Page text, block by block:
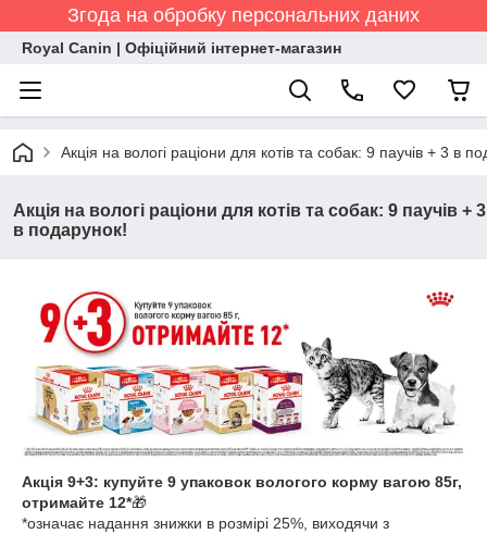
Згода на обробку персональних даних
Royal Canin | Офіційний інтернет-магазин
Акція на вологі раціони для котів та собак: 9 паучів + 3 в
Акція на вологі раціони для котів та собак: 9 паучів + 3
в подарунок!
Акція 9+3: купуйте 9 упаковок вологого корму вагою 85г,
отримайте 12*🎁
*означає надання знижки в розмірі 25%, виходячи з